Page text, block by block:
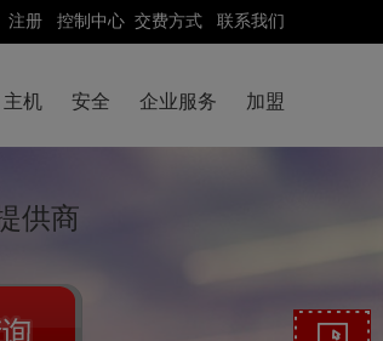
注册 控制中心 交费方式 联系我们
主机 安全 企业服务 加盟
供商